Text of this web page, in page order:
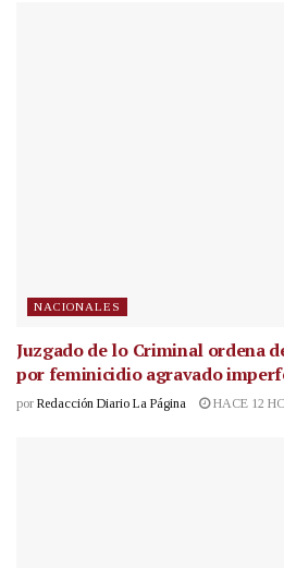
NACIONALES
Juzgado de lo Criminal ordena
por feminicidio agravado
por Redacción Diario La Página HACE 12